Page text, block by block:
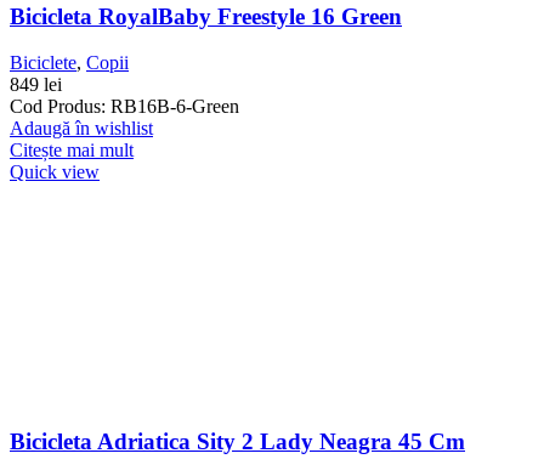
Bicicleta RoyalBaby Freestyle 16 Green
Biciclete, Copii
849 lei
Cod Produs: RB16B-6-Green
Adaugă în wishlist
Citește mai mult
Quick view
Bicicleta Adriatica Sity 2 Lady Neagra 45 Cm